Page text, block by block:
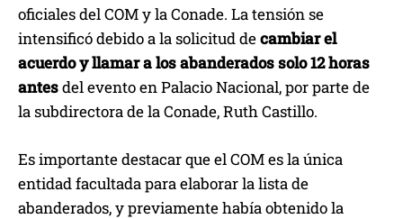
oficiales del COM y la Conade. La tensión se
intensificó debido a la solicitud decambiar el
acuerdo y llamar a los abanderados solo 12 horas
antesdel evento en Palacio Nacional, por parte de
la subdirectora de la Conade, Ruth Castillo.
Es importante destacar que el COM es la única
entidad facultada para elaborar la lista de
abanderados, y previamente había obtenido la